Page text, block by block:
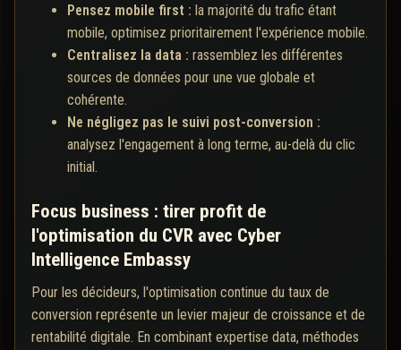
Pensez mobile first : la majorité du trafic étant
mobile, optimisez prioritairement l'expérience mobile.
Centralisez la data : rassemblez les différentes
sources de données pour une vue globale et
cohérente.
Ne négligez pas le suivi post-conversion :
analysez l'engagement à long terme, au-delà du clic
initial.
Focus business : tirer profit de
l'optimisation du CVR avec Cyber
Intelligence Embassy
Pour les décideurs, l'optimisation continue du taux de
conversion représente un levier majeur de croissance et de
rentabilité digitale. En combinant expertise data, méthodes